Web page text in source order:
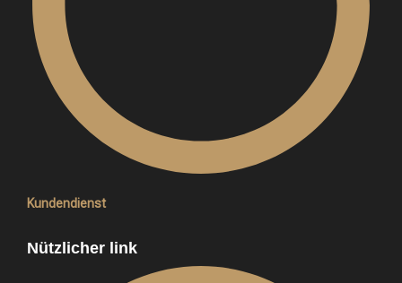
Kundendienst
Nützlicher link